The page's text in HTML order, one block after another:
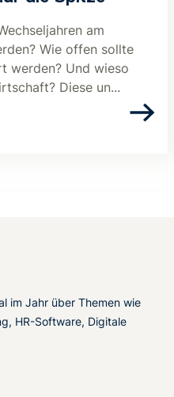
am
Wie offen sollte
werden? Und wieso
Diese un...
im Jahr über Themen wie
HR-Software, Digitale